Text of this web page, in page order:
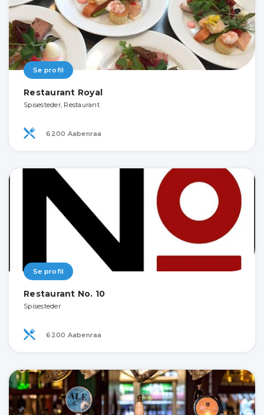
Se profil
Restaurant Royal
Spisesteder, Restaurant
6200 Aabenraa
Se profil
Restaurant No. 10
Spisesteder
6200 Aabenraa